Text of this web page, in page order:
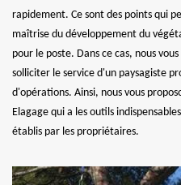
rapidement. Ce sont des points qui
maîtrise du développement du
pour le poste. Dans ce cas, nous
solliciter le service d'un paysagiste
d'opérations. Ainsi, nous vous
Elagage qui a les outils
établis par les propriétaires.